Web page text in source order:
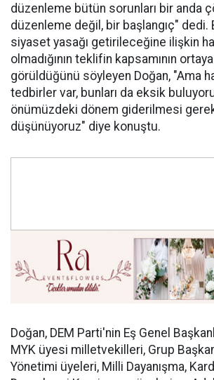
düzenleme bütün sorunları bir anda
düzenleme değil, bir başlangıç" dedi.
siyaset yasağı getirileceğine ilişkin
olmadığının teklifin kapsamının
görüldüğünü söyleyen Doğan, "Ama
tedbirler var, bunları da eksik
önümüzdeki dönem giderilmesi
düşünüyoruz" diye konuştu.
Doğan, DEM Parti'nin Eş Genel
MYK üyesi milletvekilleri, Grup
Yönetimi üyeleri, Milli Dayanışma,